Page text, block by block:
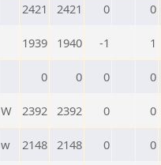
2421 2421 0 0
1939 1940 -1 1
0 0 0 0
W 2392 2392 0 0
w 2148 2148 0 0